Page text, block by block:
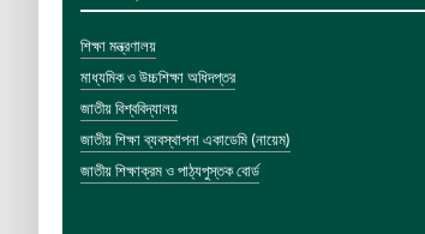
শিক্ষা মন্ত্রণালয়
মাধ্যমিক ও উচ্চশিক্ষা অধিদপ্তর
জাতীয় বিশ্ববিদ্যালয়
জাতীয় শিক্ষা ব্যবস্থাপনা একাডেমি (নায়েম)
জাতীয় শিক্ষাক্রম ও পাঠ্যপুস্তক বোর্ড